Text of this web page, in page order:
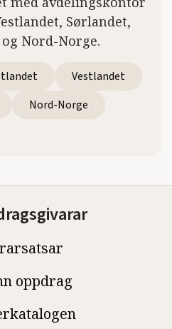
Sørlandet,
Nord-Norge.
Vestlandet
Nord-Norge
oppdrag